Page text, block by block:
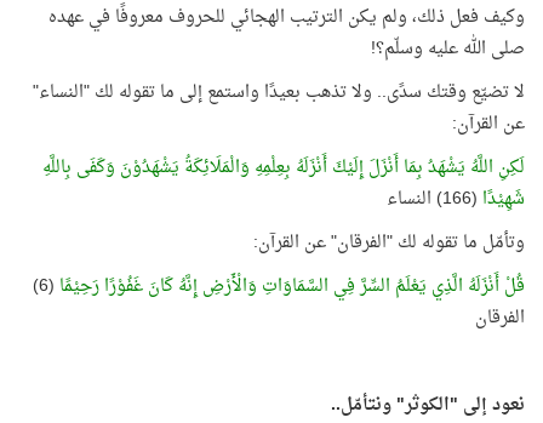
وكيف فعل ذلك، ولم يكن الترتيب الهجائي للحروف معروفًا في عهده
صلى الله عليه وسلّم؟!
لا تضيّع وقتك سدًى.. ولا تذهب بعيدًا واستمع إلى ما تقوله لك "النساء"
عن القرآن:
لَكِنِ اللَّهُ يَشْهَدُ بِمَا أَنْزَلَ إِلَيْكَ أَنْزَلَهُ بِعِلْمِهِ وَالْمَلَائِكَةُ يَشْهَدُوْنَ وَكَفَى بِاللَّهِ
شَهِيْدًا (166) النساء
وتأمّل ما تقوله لك "الفرقان" عن القرآن:
قُلْ أَنْزَلَهُ الَّذِي يَعْلَمُ السِّرَّ فِي السَّمَاوَاتِ وَالْأَرْضِ إِنَّهُ كَانَ غَفُوْرًا رَحِيْمًا
(6)
الفرقان
نعود إلى "الكوثر" ونتأمّل..